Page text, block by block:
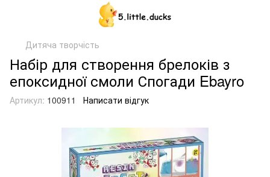
Дитяча творчість
Набір для створення брелоків з
епоксидної смоли Спогади Ebayro
Артикул: 100911 Написати відгук